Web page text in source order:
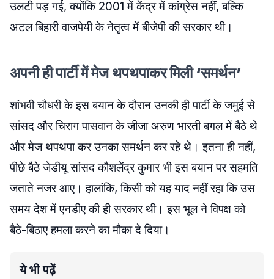
उलटी पड़ गई, क्योंकि 2001 में केंद्र में कांग्रेस नहीं, बल्कि
अटल बिहारी वाजपेयी के नेतृत्व में बीजेपी की सरकार थी।
अपनी ही पार्टी में मेज थपथपाकर मिली ‘समर्थन’
शांभवी चौधरी के इस बयान के दौरान उनकी ही पार्टी के जमुई से
सांसद और चिराग पासवान के जीजा अरुण भारती बगल में बैठे थे
और मेज थपथपा कर उनका समर्थन कर रहे थे। इतना ही नहीं,
पीछे बैठे जेडीयू सांसद कौशलेंद्र कुमार भी इस बयान पर सहमति
जताते नजर आए। हालांकि, किसी को यह याद नहीं रहा कि उस
समय देश में एनडीए की ही सरकार थी। इस भूल ने विपक्ष को
बैठे-बिठाए हमला करने का मौका दे दिया।
ये भी पढ़ें